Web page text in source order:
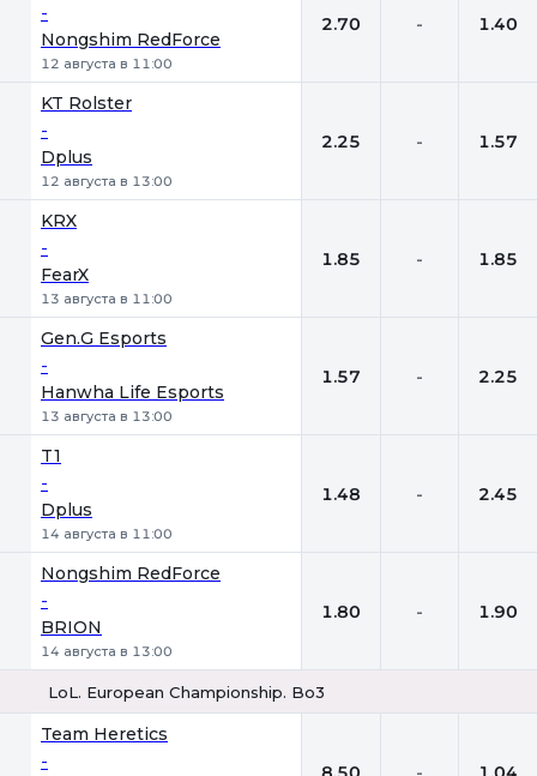
-
Nongshim RedForce
12 августа в 11:00
2.70 - 1.40
KT Rolster
-
Dplus
12 августа в 13:00
2.25 - 1.57
KRX
-
FearX
13 августа в 11:00
1.85 - 1.85
Gen.G Esports
-
Hanwha Life Esports
13 августа в 13:00
1.57 - 2.25
T1
-
Dplus
14 августа в 11:00
1.48 - 2.45
Nongshim RedForce
-
BRION
14 августа в 13:00
1.80 - 1.90
LoL. European Championship. Bo3
Team Heretics
-